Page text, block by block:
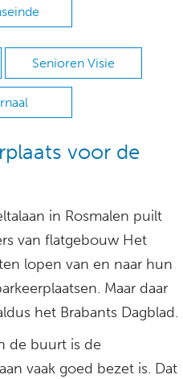
Senioren Visie
voor de
in Rosmalen puilt
van flatgebouw Het
lopen van en naar hun
Maar daar
het Brabants Dagblad.
de buurt is de
vaak goed bezet is. Dat